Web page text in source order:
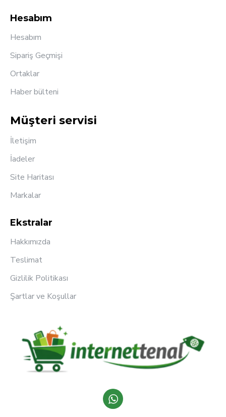
Hesabım
Hesabım
Sipariş Geçmişi
Ortaklar
Haber bülteni
Müşteri servisi
İletişim
İadeler
Site Haritası
Markalar
Ekstralar
Hakkımızda
Teslimat
Gizlilik Politikası
Şartlar ve Koşullar